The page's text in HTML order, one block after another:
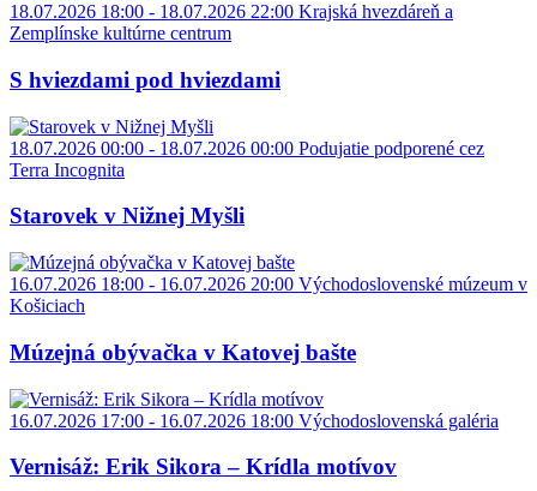
18.07.2026 18:00 - 18.07.2026 22:00 Krajská hvezdáreň a
Zemplínske kultúrne centrum
S hviezdami pod hviezdami
18.07.2026 00:00 - 18.07.2026 00:00 Podujatie podporené cez
Terra Incognita
Starovek v Nižnej Myšli
16.07.2026 18:00 - 16.07.2026 20:00 Východoslovenské múzeum v
Košiciach
Múzejná obývačka v Katovej bašte
16.07.2026 17:00 - 16.07.2026 18:00 Východoslovenská galéria
Vernisáž: Erik Sikora – Krídla motívov